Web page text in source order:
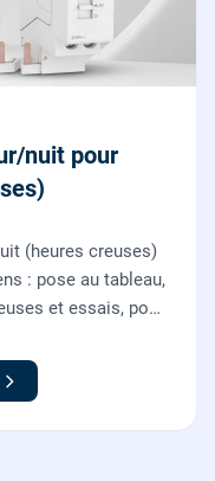
nuit pour
(heures creuses)
: pose au tableau,
et essais, pour